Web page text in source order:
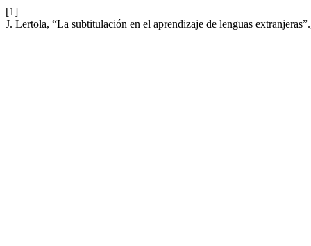
[1]
J. Lertola, “La subtitulación en el aprendizaje de lenguas